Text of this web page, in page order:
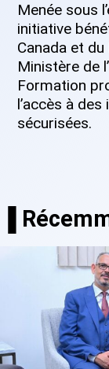
Menée sous
initiative
Canada et
Ministère de
Formation
l’accès à
sécurisées.
▐